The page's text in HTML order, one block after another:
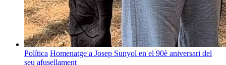
Política Homenatge a Josep Sunyol en el 90è aniversari del
seu afusellament